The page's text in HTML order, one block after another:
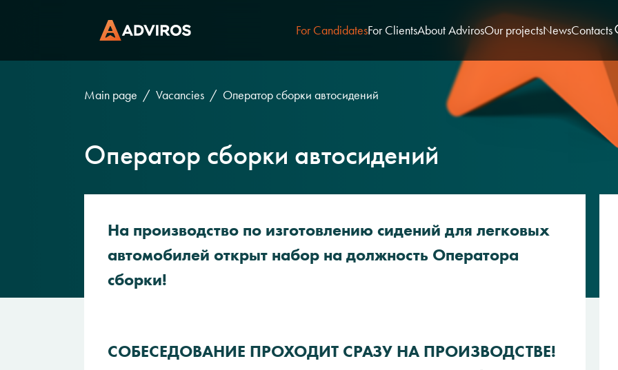
For CandidatesFor ClientsAbout AdvirosOur projectsNewsContacts
Main page Vacancies Оператор сборки автосидений
Оператор сборки автосидений
На производство по изготовлению сидений для легковых
автомобилей открыт набор на должность Оператора
сборки!
СОБЕСЕДОВАНИЕ ПРОХОДИТ СРАЗУ НА ПРОИЗВОДСТВЕ!